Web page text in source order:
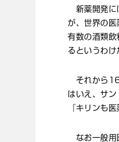
新薬開発に
が、世界の
有数の酒類飲
るというわけ
それから16
はいえ、サ
『キリンも
なお一般用